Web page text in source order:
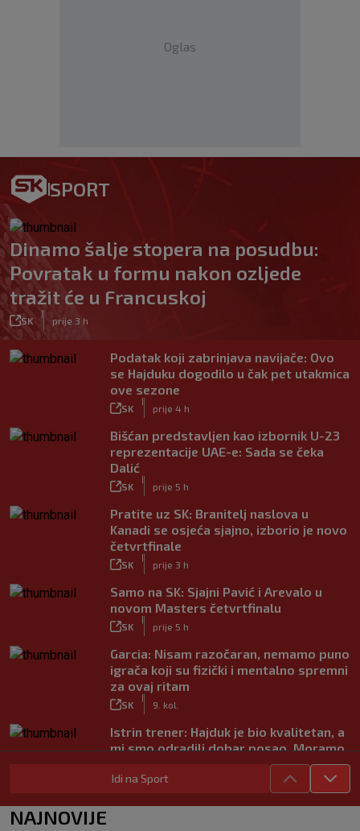
Oglas
SPORT
Dinamo šalje stopera na posudbu:
Povratak u formu nakon ozljede
tražit će u Francuskoj
SK prije 3 h
Podatak koji zabrinjava navijače: Ovo
se Hajduku dogodilo u čak pet utakmica
ove sezone
SK prije 4 h
Bišćan predstavljen kao izbornik U-23
reprezentacije UAE-e: Sada se čeka
Dalić
SK prije 5 h
Pratite uz SK: Branitelj naslova u
Kanadi se osjeća sjajno, izborio je novo
četvrtfinale
SK prije 3 h
Samo na SK: Sjajni Pavić i Arevalo u
novom Masters četvrtfinalu
SK prije 5 h
Garcia: Nisam razočaran, nemamo puno
igrača koji su fizički i mentalno spremni
za ovaj ritam
SK 9. kol.
Istrin trener: Hajduk je bio kvalitetan, a
mi smo odradili dobar posao. Moramo
SK
|
9. kol.
Juniori Dinama poraženi u finalu
Idi na Sport
NAJNOVIJE